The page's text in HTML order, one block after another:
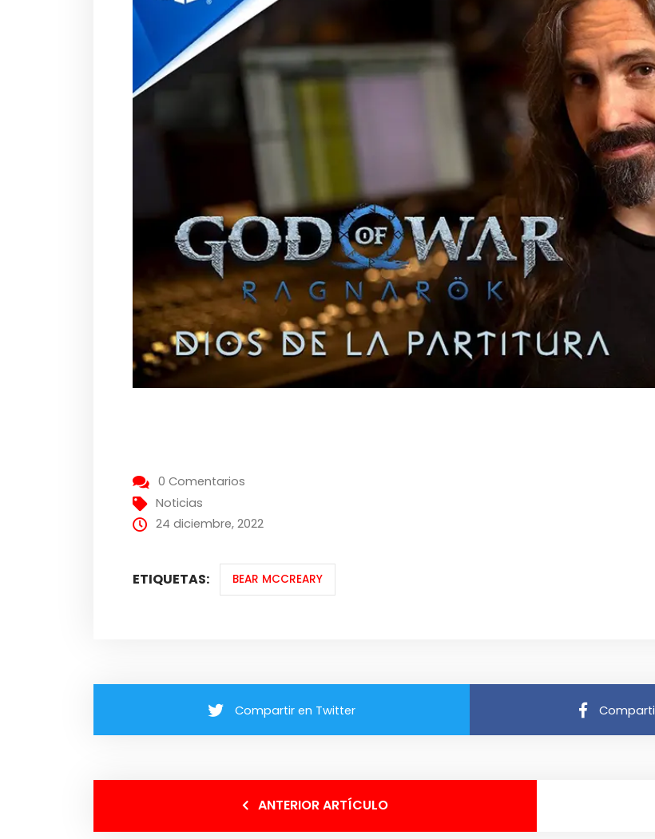
0 Comentarios
Noticias
24 diciembre, 2022
ETIQUETAS: BEAR MCCREARY
Compartir en Twitter
ANTERIOR ARTÍCULO